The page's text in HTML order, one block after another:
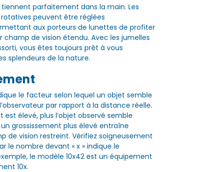
parfaitement dans la main. Les
peuvent être réglées
aux porteurs de lunettes de profiter
de vision étendu. Avec les jumelles
vous êtes toujours prêt à vous
splendeurs de la nature.
le facteur selon lequel un objet semble
par rapport à la distance réelle.
est élevé, plus l’objet observé semble
grossissement plus élevé entraîne
de vision restreint. Vérifiez soigneusement
le nombre devant « x » indique le
le modèle 10x42 est un équipement
10x.